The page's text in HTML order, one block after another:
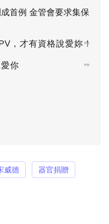
首例 金管會要求集保
，才有資格說愛妳！
PR
你 PR
威德 器官捐贈